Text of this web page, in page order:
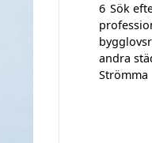
6 Sök
andra
Strömma